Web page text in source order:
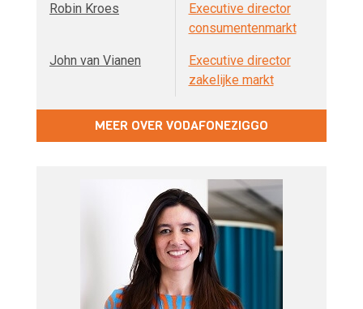
Robin Kroes
Executive director
consumentenmarkt
John van Vianen
Executive director
zakelijke markt
MEER OVER VODAFONEZIGGO